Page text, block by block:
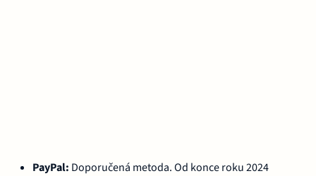
PayPal: Doporučená metoda. Od konce roku 2024